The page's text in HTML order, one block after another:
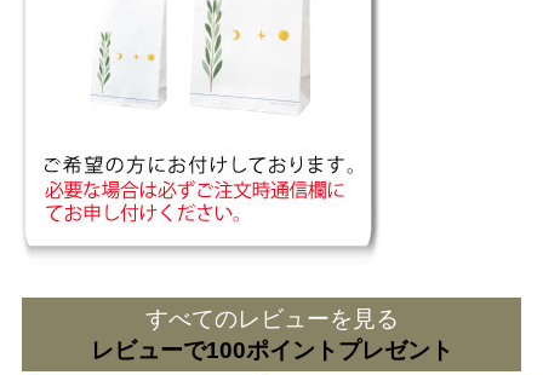
すべてのレビューを見る
レビューで100ポイントプレゼント